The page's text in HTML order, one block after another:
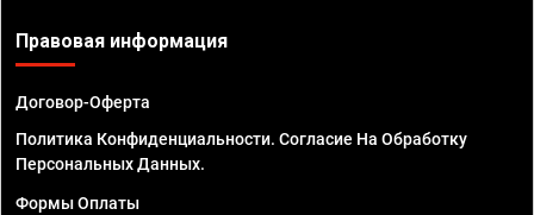
Правовая информация
Договор-Оферта
Политика Конфиденциальности. Согласие На Обработку
Персональных Данных.
Формы Оплаты